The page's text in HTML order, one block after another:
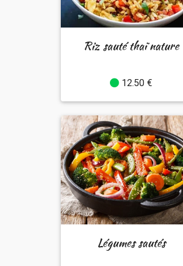
Riz sauté thaï nature
12.50 €
Légumes sautés